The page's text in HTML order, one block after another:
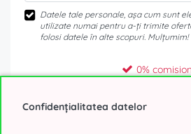
Datele tale personale, așa cum sunt
utilizate numai pentru a-ți trimite
folosi datele în alte scopuri. Mulțumim!
0% comision
TRIMITE MESAJ
Confidențialitatea datelor